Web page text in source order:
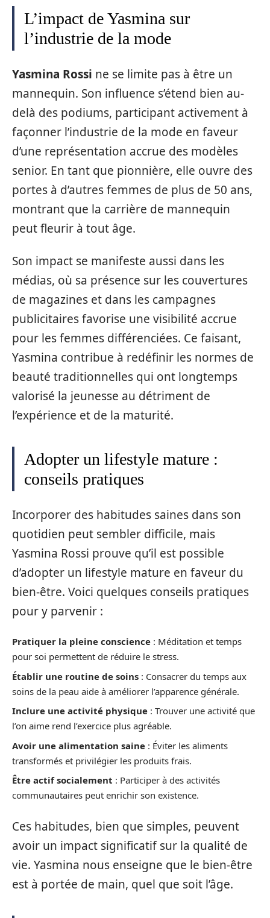
L’impact de Yasmina sur
l’industrie de la mode
Yasmina Rossi ne se limite pas à être un
mannequin. Son influence s’étend bien au-
delà des podiums, participant activement à
façonner l’industrie de la mode en faveur
d’une représentation accrue des modèles
senior. En tant que pionnière, elle ouvre des
portes à d’autres femmes de plus de 50 ans,
montrant que la carrière de mannequin
peut fleurir à tout âge.
Son impact se manifeste aussi dans les
médias, où sa présence sur les couvertures
de magazines et dans les campagnes
publicitaires favorise une visibilité accrue
pour les femmes différenciées. Ce faisant,
Yasmina contribue à redéfinir les normes de
beauté traditionnelles qui ont longtemps
valorisé la jeunesse au détriment de
l’expérience et de la maturité.
Adopter un lifestyle mature :
conseils pratiques
Incorporer des habitudes saines dans son
quotidien peut sembler difficile, mais
Yasmina Rossi prouve qu’il est possible
d’adopter un lifestyle mature en faveur du
bien-être. Voici quelques conseils pratiques
pour y parvenir :
Pratiquer la pleine conscience : Méditation et temps
pour soi permettent de réduire le stress.
Établir une routine de soins : Consacrer du temps aux
soins de la peau aide à améliorer l’apparence générale.
Inclure une activité physique : Trouver une activité que
l’on aime rend l’exercice plus agréable.
Avoir une alimentation saine : Éviter les aliments
transformés et privilégier les produits frais.
Être actif socialement : Participer à des activités
communautaires peut enrichir son existence.
Ces habitudes, bien que simples, peuvent
avoir un impact significatif sur la qualité de
vie. Yasmina nous enseigne que le bien-être
est à portée de main, quel que soit l’âge.